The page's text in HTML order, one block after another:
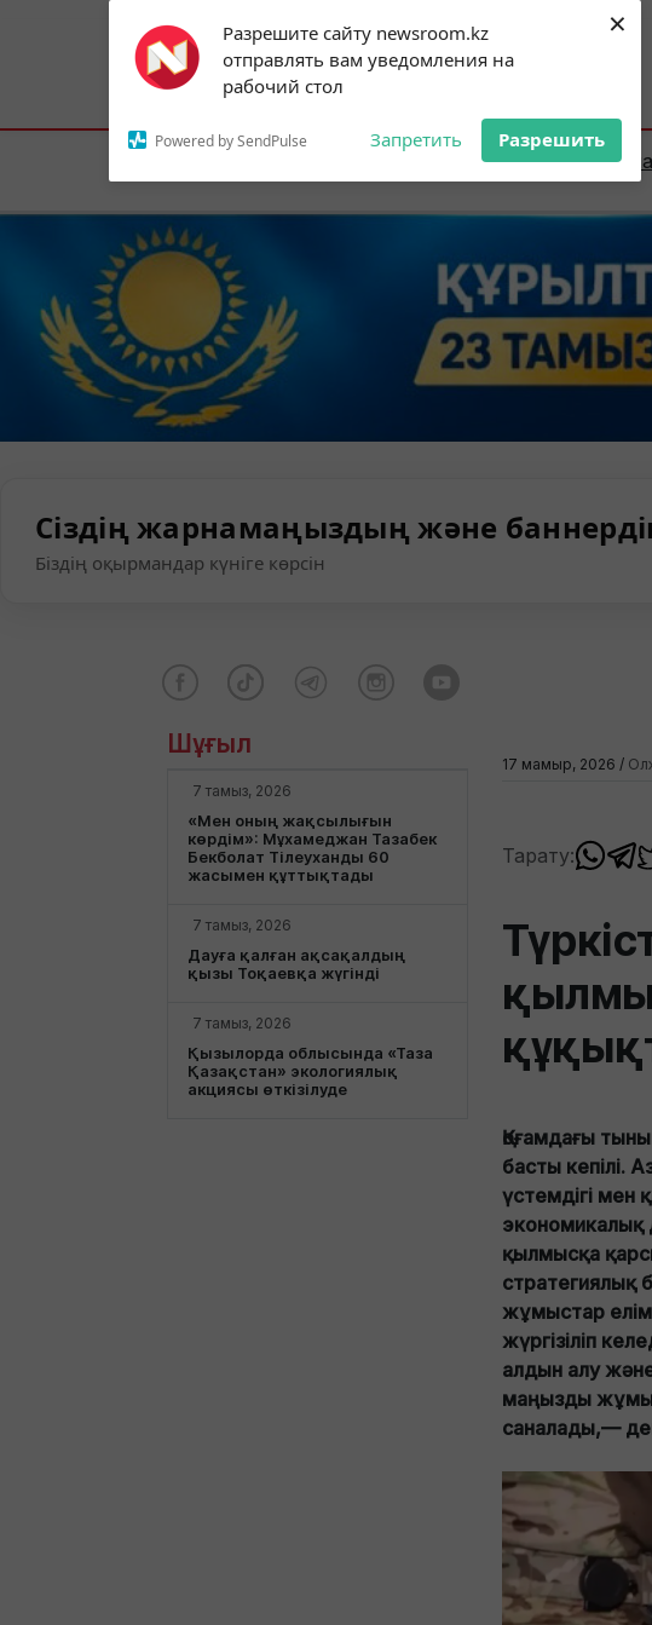
Разрешите сайту newsroom.kz
отправлять вам уведомления на
рабочий стол
Powered by SendPulse Запретить Разрешить
×
Subscribe to our
notifications!
To enable permission prompts, click on
the notification icon
Астана:15°C Алматы:24°C Шымкент:
Елорда Сараптама
Сіздің жарнамаңыздың және
Біздің оқырмандар күніге көрсін
Шұғыл
7 тамыз, 2026
«Мен оның жақсылығын
көрдім»: Мұхамеджан Тазабек
Бекболат Тілеуханды 60
жасымен құттықтады
7 тамыз, 2026
Дауға қалған ақсақалдың
қызы Тоқаевқа жүгінді
7 тамыз, 2026
Қызылорда облысында «Таза
Қазақстан» экологиялық
акциясы өткізілуде
17 мамыр, 2026 /
Тарату:
Қоғамдағы
басты кепілі.
үстемдігі мен
экономикалық
қылмысқа
стратегиялық
жұмыстар
жүргізіліп
алдын алу
маңызды
саналады,—